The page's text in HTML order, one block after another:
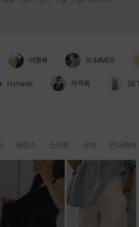
여행룩 SUMMER
H.made 하객룩
레깅스 스커트 상의 언더웨어